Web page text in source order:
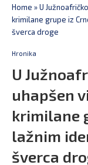
Home »U
krimilane grupe iz
šverca droge
Hronika
U
uhapšen
krimilane
lažnim
šverca